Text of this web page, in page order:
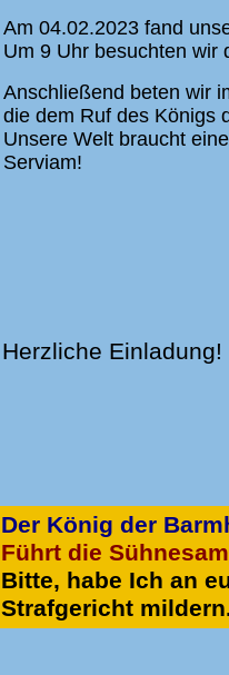
Am 04.02.2023 fand
Um 9 Uhr besuchten wir
Anschließend beten wir
die dem Ruf des Königs
Unsere Welt braucht
Serviam!
Herzliche Einladung!
Der König der
Führt die
Bitte, habe Ich an
Strafgericht